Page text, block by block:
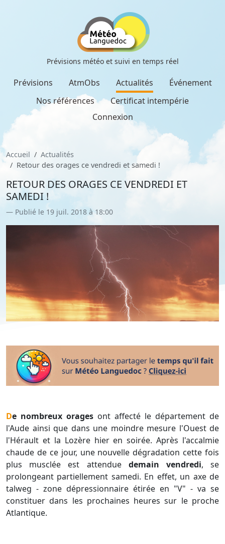
Prévisions météo et suivi en temps réel
Prévisions AtmObs Actualités
Événement
Nos références
Certificat intempérie
Connexion
Accueil
Actualités
Retour des orages ce vendredi et samedi !
RETOUR DES ORAGES CE VENDREDI ET
SAMEDI !
Publié le 19 juil. 2018 à 18:00
De nombreux orages ont affecté le département de
l'Aude ainsi que dans une moindre mesure l'Ouest de
l'Hérault et la Lozère hier en soirée. Après l'accalmie
chaude de ce jour, une nouvelle dégradation cette fois
plus musclée est attendue demain vendredi, se
prolongeant partiellement samedi. En effet, un axe de
talweg - zone dépressionnaire étirée en "V" - va se
constituer dans les prochaines heures sur le proche
Atlantique.